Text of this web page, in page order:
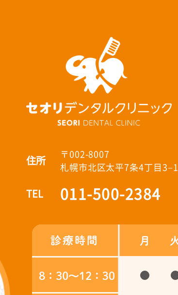
住所
〒002-8007
札幌市北区太平7条4丁目3−1
TEL 011-500-2384